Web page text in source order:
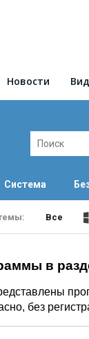
Новости
Система
Все
в
без